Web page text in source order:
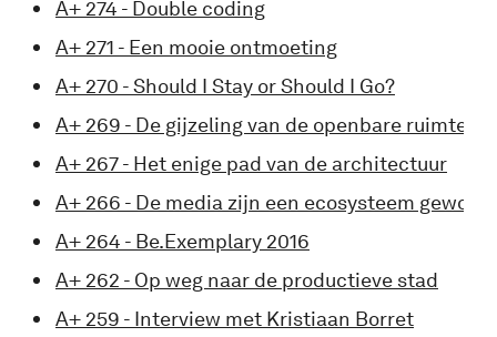
A+ 274 - Double coding
A+ 271 - Een mooie ontmoeting
A+ 270 - Should I Stay or Should I Go?
A+ 269 - De gijzeling van de openbare ruimte
A+ 267 - Het enige pad van de architectuur
A+ 266 - De media zijn een ecosysteem
A+ 264 - Be.Exemplary 2016
A+ 262 - Op weg naar de productieve stad
A+ 259 - Interview met Kristiaan Borret